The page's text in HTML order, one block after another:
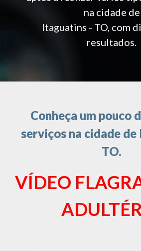
na cidade de
Itaguatins - TO, com
resultados.
Conheça um pouco
serviços na cidade
TO.
VÍDEO